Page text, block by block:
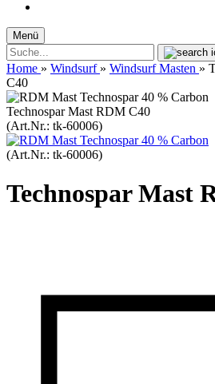
Menü
Home » Windsurf » Windsurf Masten »
C40
Technospar Mast RDM C40
(Art.Nr.: tk-60006)
(Art.Nr.: tk-60006)
Technospar Mast